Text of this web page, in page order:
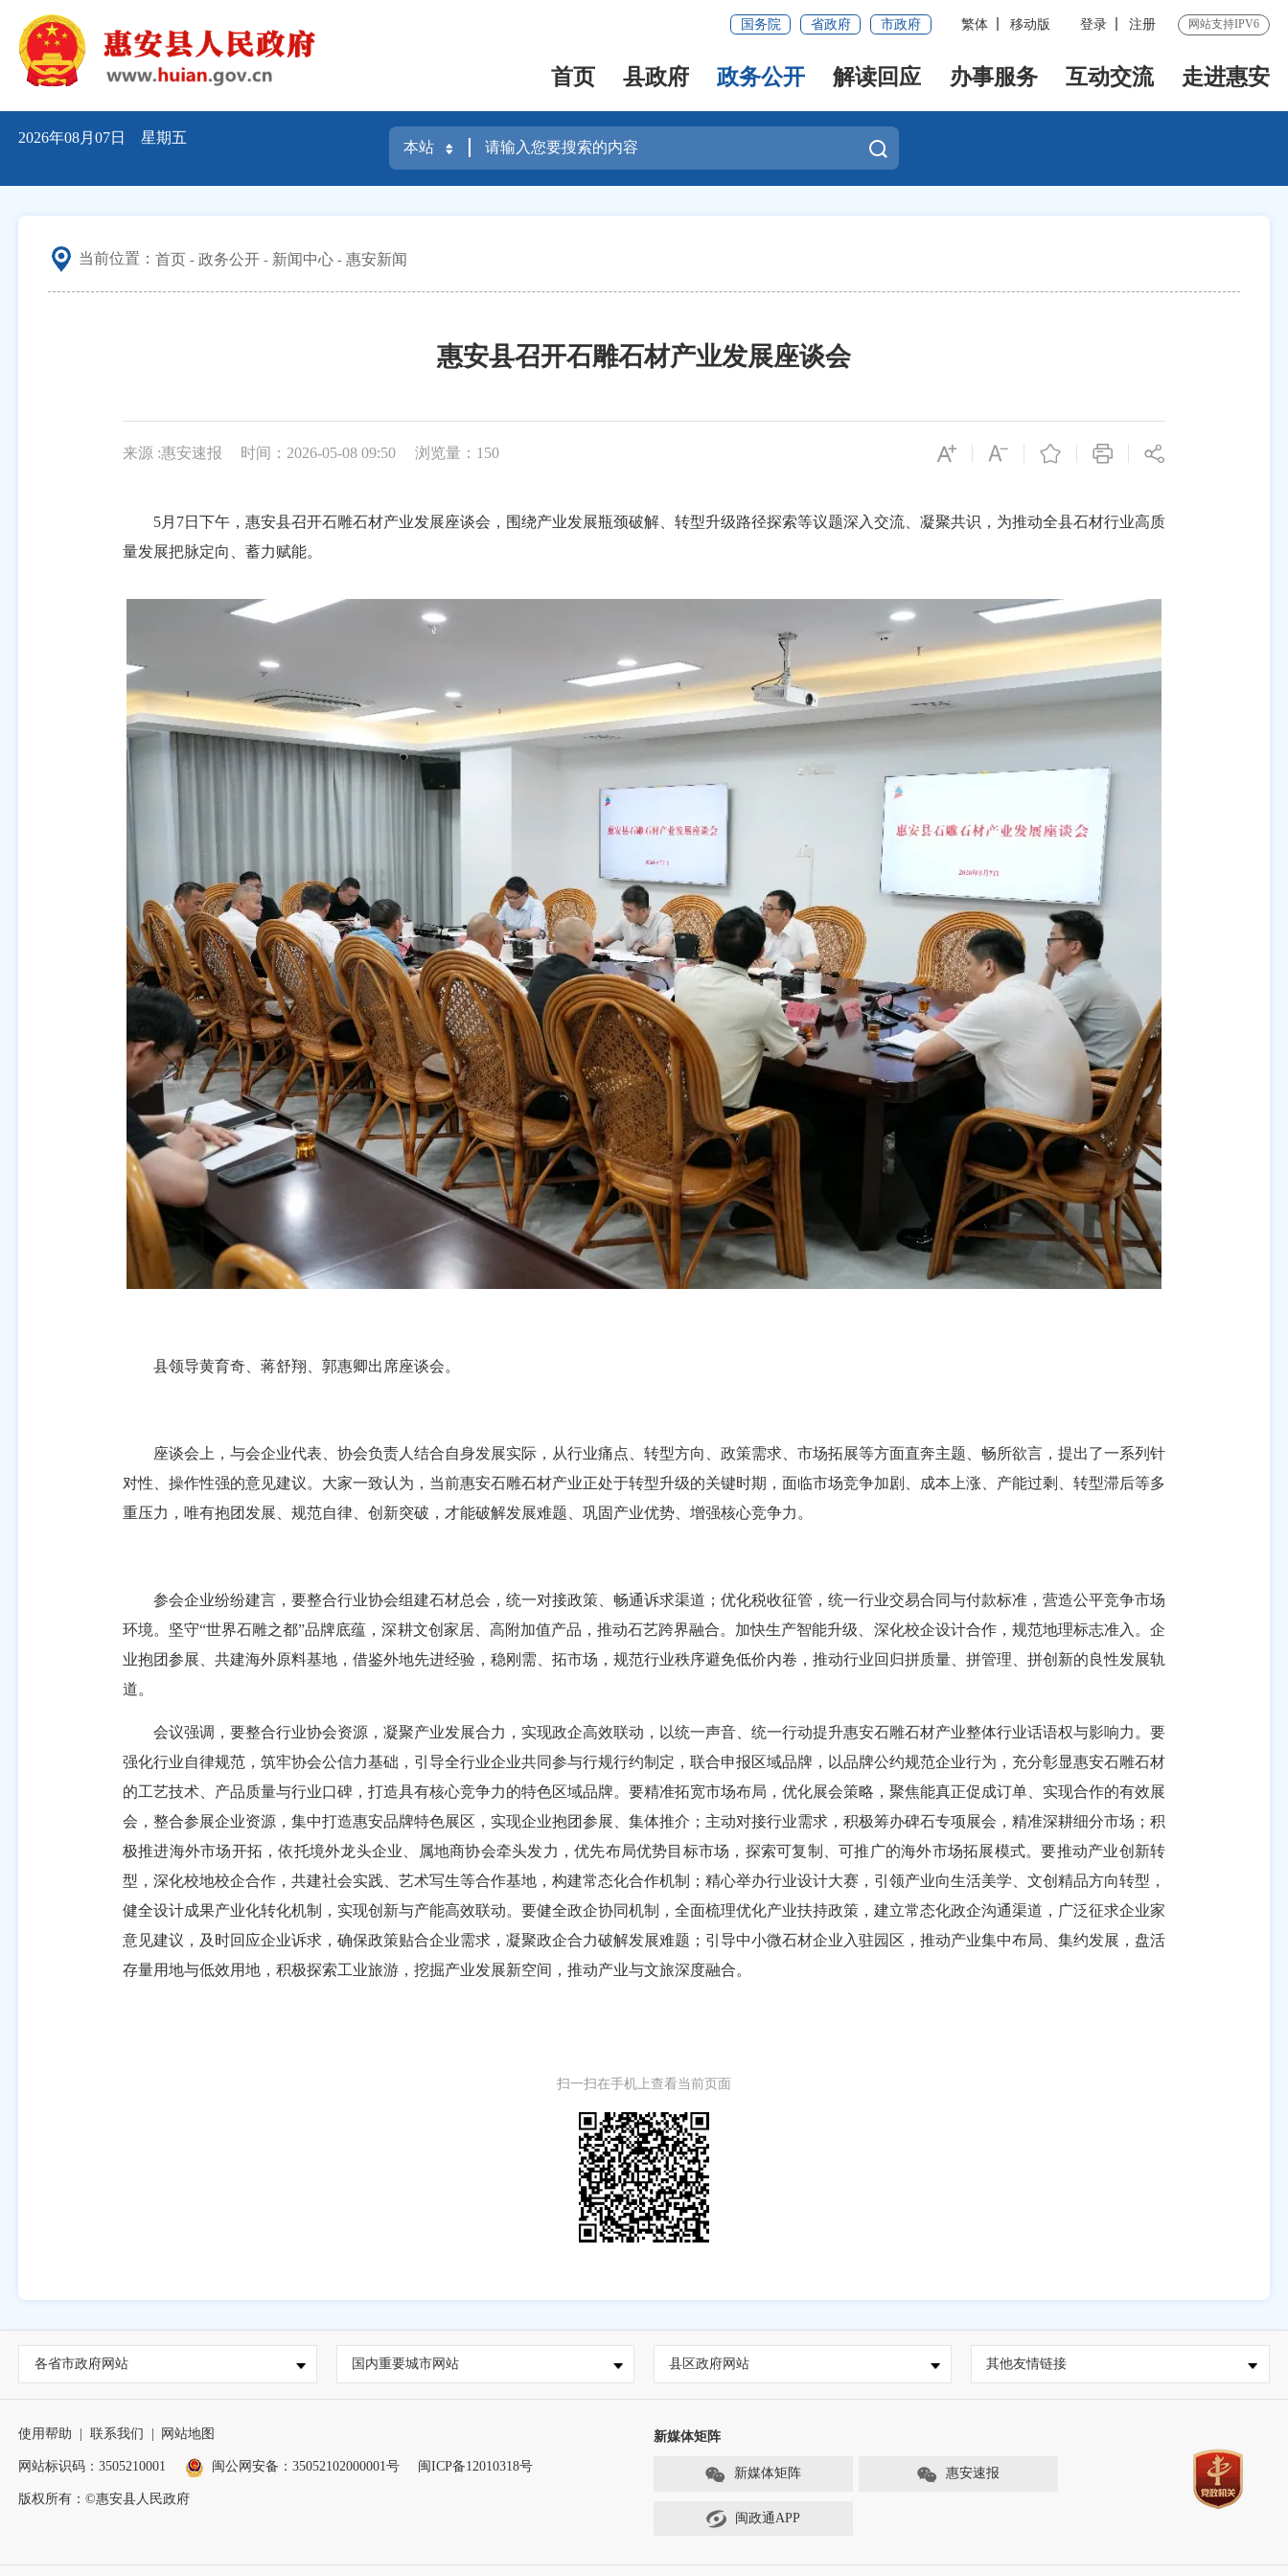
国务院 省政府 市政府 繁体 移动版 登录 注册 网站支持IPV6
首页 县政府 政务公开 解读回应 办事服务 互动交流 走进惠安
2026年08月07日 星期五
当前位置： 首页 政务公开 新闻中心 惠安新闻
惠安县召开石雕石材产业发展座谈会
来源 :惠安速报 时间：2026-05-08 09:50 浏览量： 150
5月7日下午，惠安县召开石雕石材产业发展座谈会，围绕产业发展瓶颈破解、转型升级路径探索等议题深入交流、凝聚共识，为推动全县石材行业高质
量发展把脉定向、蓄力赋能。
县领导黄育奇、蒋舒翔、郭惠卿出席座谈会。
座谈会上，与会企业代表、协会负责人结合自身发展实际，从行业痛点、转型方向、政策需求、市场拓展等方面直奔主题、畅所欲言，提出了一系列针
对性、操作性强的意见建议。大家一致认为，当前惠安石雕石材产业正处于转型升级的关键时期，面临市场竞争加剧、成本上涨、产能过剩、转型滞后等多
重压力，唯有抱团发展、规范自律、创新突破，才能破解发展难题、巩固产业优势、增强核心竞争力。
参会企业纷纷建言，要整合行业协会组建石材总会，统一对接政策、畅通诉求渠道；优化税收征管，统一行业交易合同与付款标准，营造公平竞争市场
环境。坚守“世界石雕之都”品牌底蕴，深耕文创家居、高附加值产品，推动石艺跨界融合。加快生产智能升级、深化校企设计合作，规范地理标志准入。企
业抱团参展、共建海外原料基地，借鉴外地先进经验，稳刚需、拓市场，规范行业秩序避免低价内卷，推动行业回归拼质量、拼管理、拼创新的良性发展轨
道。
会议强调，要整合行业协会资源，凝聚产业发展合力，实现政企高效联动，以统一声音、统一行动提升惠安石雕石材产业整体行业话语权与影响力。要
强化行业自律规范，筑牢协会公信力基础，引导全行业企业共同参与行规行约制定，联合申报区域品牌，以品牌公约规范企业行为，充分彰显惠安石雕石材
的工艺技术、产品质量与行业口碑，打造具有核心竞争力的特色区域品牌。要精准拓宽市场布局，优化展会策略，聚焦能真正促成订单、实现合作的有效展
会，整合参展企业资源，集中打造惠安品牌特色展区，实现企业抱团参展、集体推介；主动对接行业需求，积极筹办碑石专项展会，精准深耕细分市场；积
极推进海外市场开拓，依托境外龙头企业、属地商协会牵头发力，优先布局优势目标市场，探索可复制、可推广的海外市场拓展模式。要推动产业创新转
型，深化校地校企合作，共建社会实践、艺术写生等合作基地，构建常态化合作机制；精心举办行业设计大赛，引领产业向生活美学、文创精品方向转型，
健全设计成果产业化转化机制，实现创新与产能高效联动。要健全政企协同机制，全面梳理优化产业扶持政策，建立常态化政企沟通渠道，广泛征求企业家
意见建议，及时回应企业诉求，确保政策贴合企业需求，凝聚政企合力破解发展难题；引导中小微石材企业入驻园区，推动产业集中布局、集约发展，盘活
存量用地与低效用地，积极探索工业旅游，挖掘产业发展新空间，推动产业与文旅深度融合。
扫一扫在手机上查看当前页面
各省市政府网站 国内重要城市网站 县区政府网站 其他友情链接
使用帮助 联系我们 网站地图
网站标识码：3505210001 闽公网安备：35052102000001号 闽ICP备12010318号
版权所有：©惠安县人民政府
新媒体矩阵
新媒体矩阵 惠安速报
闽政通APP